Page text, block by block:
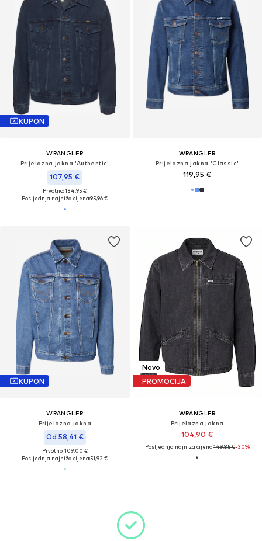
KUPON
WRANGLER
Prijelazna jakna 'Authentic'
107,95 €
Prvotno: 134,95 €
Posljednja najniža cijena:95,96 €
WRANGLER
Prijelazna jakna 'Classic'
119,95 €
KUPON
WRANGLER
Prijelazna jakna
Od 58,41 €
Prvotno: 109,00 €
Posljednja najniža cijena:51,92 €
Novo
PROMOCIJA
WRANGLER
Prijelazna jakna
104,90 €
Posljednja najniža cijena:149,85 €-30%